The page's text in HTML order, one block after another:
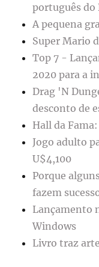
português do
A pequena
Super Mario
Top 7 -
2020 para a
Drag 'N
desconto de
Hall da
Jogo adulto
U$4,100
Porque
fazem
Lançamento
Windows
Livro traz